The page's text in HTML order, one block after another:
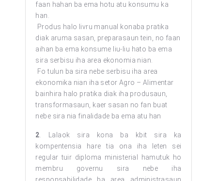
faan hahan ba ema hotu atu konsumu ka
han.
Produs halo livru manual konaba pratika
diak aruma sasan, preparasaun tein, no faan
aihan ba ema konsume liu-liu hato ba ema
sira serbisu iha area ekonomia nian.
Fo tulun ba sira nebe serbisu iha area
ekonomika nian iha setor Agro – Alimentar
bainhira halo pratika diak iha produsaun,
transformasaun, kaer sasan no fan buat
nebe sira nia finalidade ba ema atu han
2 . Lalaok sira kona ba kbit sira ka
kompentensia hare tia ona iha leten sei
regular tuir diploma ministerial hamutuk ho
membru governu sira nebe iha